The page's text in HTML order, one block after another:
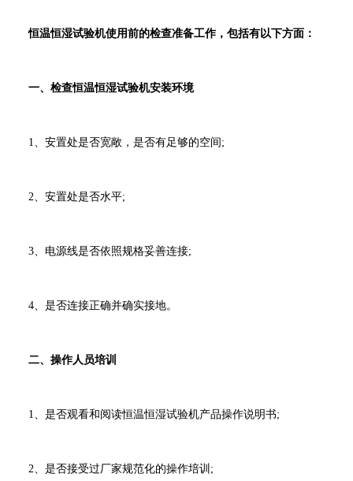
恒温恒湿试验机使用前的检查准备工作，包括有以下方面：
一、检查恒温恒湿试验机安装环境
1、安置处是否宽敞，是否有足够的空间;
2、安置处是否水平;
3、电源线是否依照规格妥善连接;
4、是否连接正确并确实接地。
二、操作人员培训
1、是否观看和阅读恒温恒湿试验机产品操作说明书;
2、是否接受过厂家规范化的操作培训;